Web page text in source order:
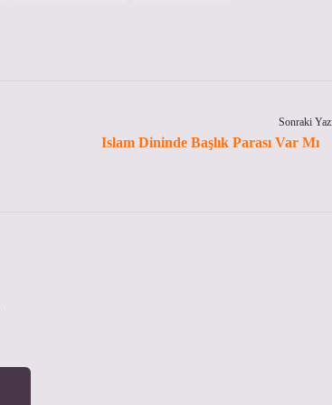
Sonraki
Islam Dininde Başlık Parası Var Mı